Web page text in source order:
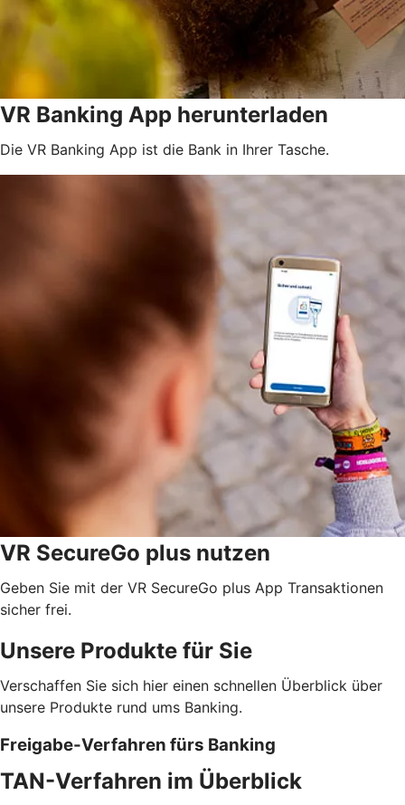
VR Banking App herunterladen
Die VR Banking App ist die Bank in Ihrer Tasche.
VR SecureGo plus nutzen
Geben Sie mit der VR SecureGo plus App Transaktionen
sicher frei.
Unsere Produkte für Sie
Verschaffen Sie sich hier einen schnellen Überblick über
unsere Produkte rund ums Banking.
Freigabe-Verfahren fürs Banking
TAN-Verfahren im Überblick